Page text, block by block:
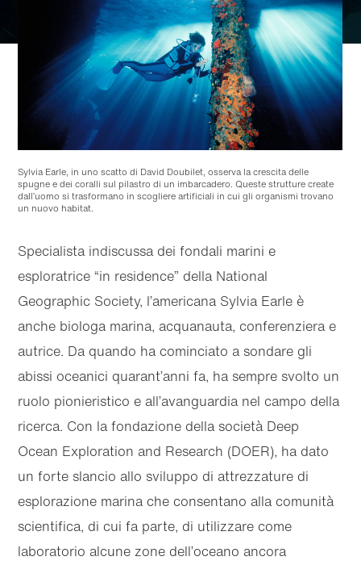
Sylvia Earle, in uno scatto di David Doubilet, osserva la crescita delle
spugne e dei coralli sul pilastro di un imbarcadero. Queste strutture create
dall’uomo si trasformano in scogliere artificiali in cui gli organismi trovano
un nuovo habitat.
Specialista indiscussa dei fondali marini e
esploratrice “in residence” della National
Geographic Society, l’americana Sylvia Earle è
anche biologa marina, acquanauta, conferenziera e
autrice. Da quando ha cominciato a sondare gli
abissi oceanici quarant’anni fa, ha sempre svolto un
ruolo pionieristico e all’avanguardia nel campo della
ricerca. Con la fondazione della società Deep
Ocean Exploration and Research (DOER), ha dato
un forte slancio allo sviluppo di attrezzature di
esplorazione marina che consentano alla comunità
scientifica, di cui fa parte, di utilizzare come
laboratorio alcune zone dell’oceano ancora